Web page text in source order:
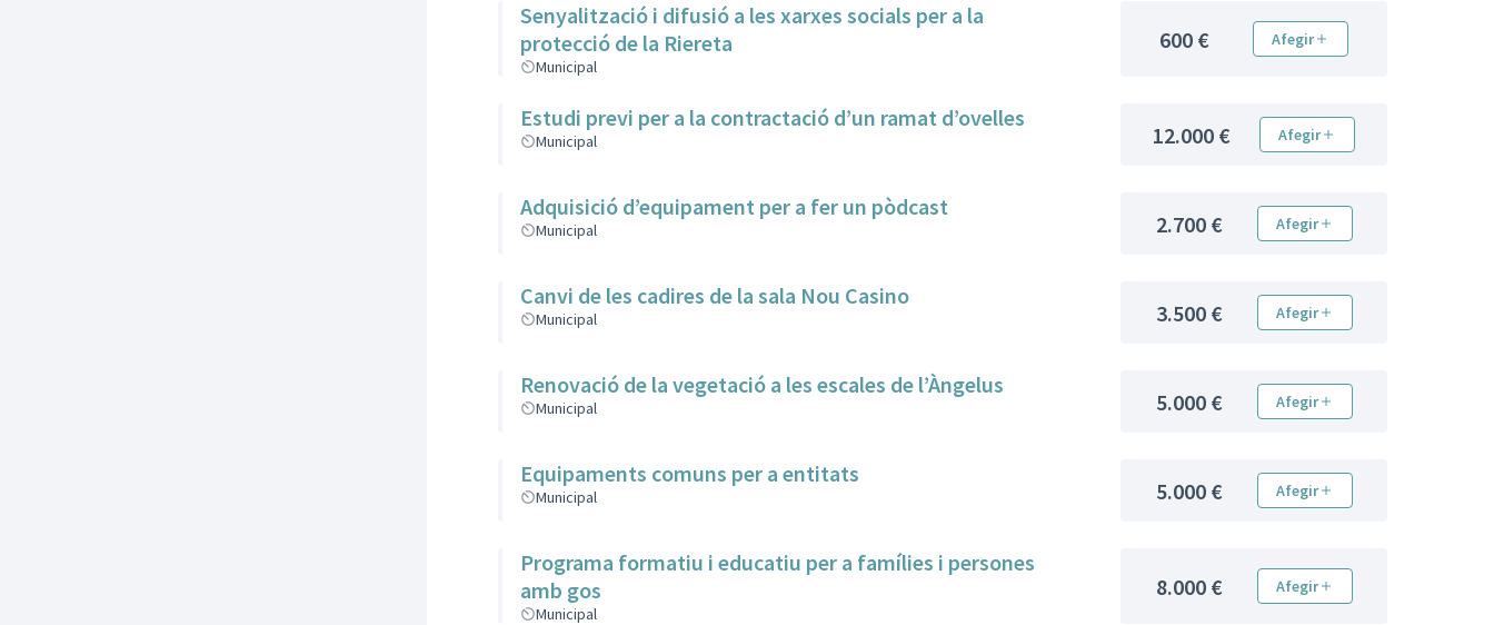
Senyalització i difusió a les xarxes socials per a la
protecció de la Riereta
Municipal
600 € Afegir
Estudi previ per a la contractació d’un ramat d’ovelles
Municipal 12.000 € Afegir
Adquisició d’equipament per a fer un pòdcast
Municipal 2.700 € Afegir
Canvi de les cadires de la sala Nou Casino
Municipal 3.500 € Afegir
Renovació de la vegetació a les escales de l’Àngelus
Municipal 5.000 € Afegir
Equipaments comuns per a entitats
Municipal 5.000 € Afegir
Programa formatiu i educatiu per a famílies i persones
amb gos
Municipal
8.000 € Afegir